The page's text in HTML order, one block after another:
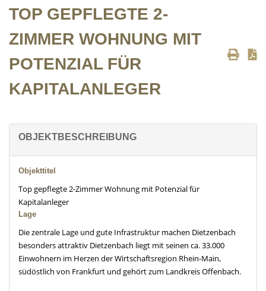
TOP GEPFLEGTE 2-
ZIMMER WOHNUNG MIT
POTENZIAL FÜR
KAPITALANLEGER
OBJEKTBESCHREIBUNG
Objekttitel
Top gepflegte 2-Zimmer Wohnung mit Potenzial für
Kapitalanleger
Lage
Die zentrale Lage und gute Infrastruktur machen Dietzenbach
besonders attraktiv Dietzenbach liegt mit seinen ca. 33.000
Einwohnern im Herzen der Wirtschaftsregion Rhein-Main,
südöstlich von Frankfurt und gehört zum Landkreis Offenbach.